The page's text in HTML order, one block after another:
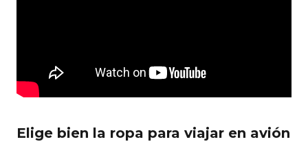
Elige bien la ropa para viajar en avión